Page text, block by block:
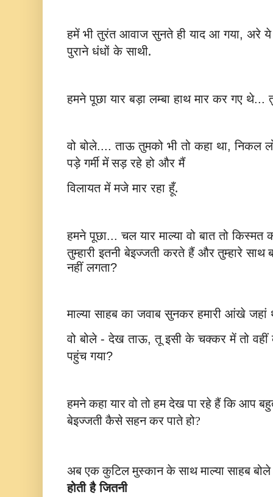
हमें भी तुरंत आवाज सुनते ही याद आ गया, अरे ये
पुराने धंधों के साथी.
हमने पूछा यार बड़ा लम्बा हाथ मार कर गए थे...
वो बोले....ताऊ तुमको भी तो कहा था,निकल
पड़े गर्मी में सड़ रहे हो और मैं
विलायत में मजे मार रहा हूँ.
हमने पूछा...चल यार माल्या वो बात तो किस्मत
तुम्हारी इतनी बेइज्जती करते हैं औरतुम्हारे साथ
नहीं लगता?
माल्या साहब का जवाब सुनकर हमारी आंखे जहां
वो बोले-देख ताऊ,तू इसी के चक्कर में तो वहीं
पहुंच गया?
हमने कहा यार वो तो हम देख पा रहे हैं कि आप
बेइज्जती कैसे सहनकर पाते हो?
अब एक कुटिल मुस्कान के साथ माल्या साहब
होती है जितनी